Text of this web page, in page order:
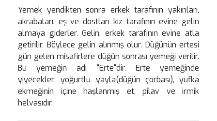
Yemek yendikten sonra erkek tarafının yakınları,
akrabaları, eş ve dostları kız tarafının evine gelin
almaya giderler. Gelin, erkek tarafının evine atla
getirilir. Böylece gelin alınmış olur. Düğünün ertesi
gün gelen misafirlere düğün sonrası yemeği verilir.
Bu yemeğin adı "Erte"dir. Erte yemeğinde
yiyecekler; yoğurtlu yayla(düğün çorbası), yufka
ekmeğinin içine haşlanmış et, pilav ve irmik
helvasıdır.